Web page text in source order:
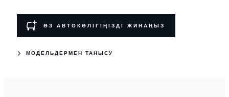
ӨЗ АВТОКӨЛІГІҢІЗДІ ЖИНАҢЫЗ
МОДЕЛЬДЕРМЕН ТАНЫСУ